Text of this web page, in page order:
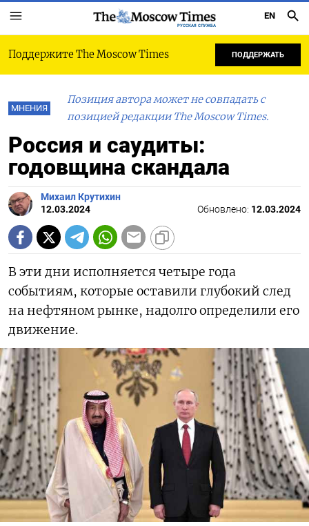
РУССКАЯ СЛУЖБА
EN
Поддержите The Moscow Times ПОДДЕРЖАТЬ
МНЕНИЯ
Позиция автора может не совпадать с
позицией редакции The Moscow Times.
Россия и саудиты:
годовщина скандала
Михаил Крутихин
12.03.2024
Обновлено: 12.03.2024
В эти дни исполняется четыре года
событиям, которые оставили глубокий след
на нефтяном рынке, надолго определили его
движение.